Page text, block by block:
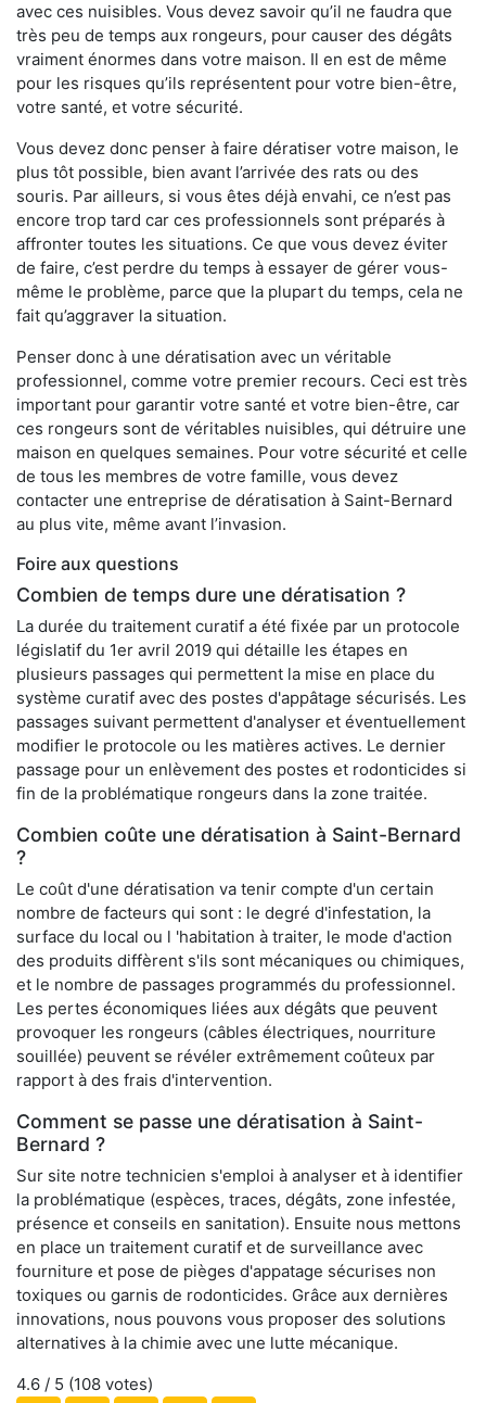
avec ces nuisibles. Vous devez savoir qu’il ne faudra que
très peu de temps aux rongeurs, pour causer des dégâts
vraiment énormes dans votre maison. Il en est de même
pour les risques qu’ils représentent pour votre bien-être,
votre santé, et votre sécurité.
Vous devez donc penser à faire dératiser votre maison, le
plus tôt possible, bien avant l’arrivée des rats ou des
souris. Par ailleurs, si vous êtes déjà envahi, ce n’est pas
encore trop tard car ces professionnels sont préparés à
affronter toutes les situations. Ce que vous devez éviter
de faire, c’est perdre du temps à essayer de gérer vous-
même le problème, parce que la plupart du temps, cela ne
fait qu’aggraver la situation.
Penser donc à une dératisation avec un véritable
professionnel, comme votre premier recours. Ceci est très
important pour garantir votre santé et votre bien-être, car
ces rongeurs sont de véritables nuisibles, qui détruire une
maison en quelques semaines. Pour votre sécurité et celle
de tous les membres de votre famille, vous devez
contacter une entreprise de dératisation à Saint-Bernard
au plus vite, même avant l’invasion.
Foire aux questions
Combien de temps dure une dératisation ?
La durée du traitement curatif a été fixée par un protocole
législatif du 1er avril 2019 qui détaille les étapes en
plusieurs passages qui permettent la mise en place du
système curatif avec des postes d'appâtage sécurisés. Les
passages suivant permettent d'analyser et éventuellement
modifier le protocole ou les matières actives. Le dernier
passage pour un enlèvement des postes et rodonticides si
fin de la problématique rongeurs dans la zone traitée.
Combien coûte une dératisation à Saint-Bernard
?
Le coût d'une dératisation va tenir compte d'un certain
nombre de facteurs qui sont : le degré d'infestation, la
surface du local ou l 'habitation à traiter, le mode d'action
des produits diffèrent s'ils sont mécaniques ou chimiques,
et le nombre de passages programmés du professionnel.
Les pertes économiques liées aux dégâts que peuvent
provoquer les rongeurs (câbles électriques, nourriture
souillée) peuvent se révéler extrêmement coûteux par
rapport à des frais d'intervention.
Comment se passe une dératisation à Saint-
Bernard ?
Sur site notre technicien s'emploi à analyser et à identifier
la problématique (espèces, traces, dégâts, zone infestée,
présence et conseils en sanitation). Ensuite nous mettons
en place un traitement curatif et de surveillance avec
fourniture et pose de pièges d'appatage sécurises non
toxiques ou garnis de rodonticides. Grâce aux dernières
innovations, nous pouvons vous proposer des solutions
alternatives à la chimie avec une lutte mécanique.
4.6 / 5 (108 votes)